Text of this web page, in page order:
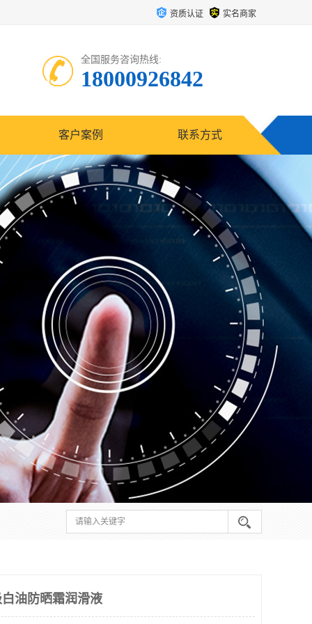
资质认证 实名商家
全国服务咨询热线:
18000926842
客户案例 联系方式
油防晒霜润滑液